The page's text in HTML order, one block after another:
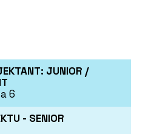
JUNIOR /
6
- SENIOR